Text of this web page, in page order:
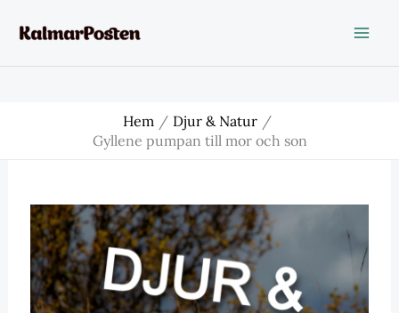
Hem
Djur & Natur
Gyllene pumpan till mor och son